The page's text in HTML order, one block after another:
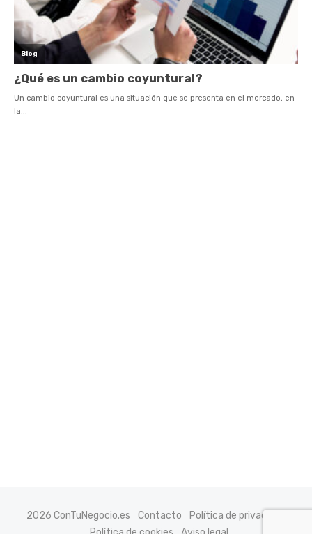
2026 ConTuNegocio.es Contacto
Política de privacidad